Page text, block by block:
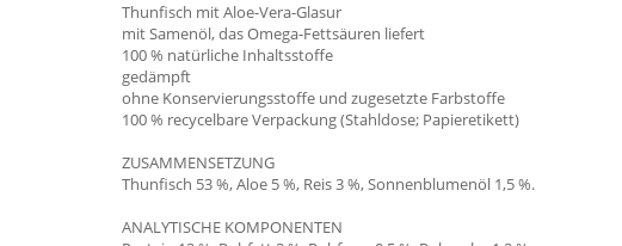
Thunfisch mit Aloe-Vera-Glasur
mit Samenöl, das Omega-Fettsäuren liefert
100 % natürliche Inhaltsstoffe
gedämpft
ohne Konservierungsstoffe und zugesetzte Farbstoffe
100 % recycelbare Verpackung (Stahldose; Papieretikett)
ZUSAMMENSETZUNG
Thunfisch 53 %, Aloe 5 %, Reis 3 %, Sonnenblumenöl 1,5 %.
ANALYTISCHE KOMPONENTEN